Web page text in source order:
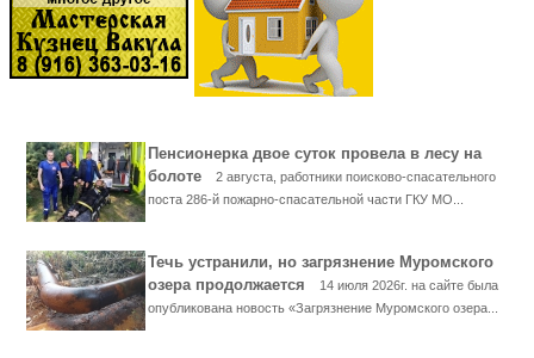
Пенсионерка двое суток провела в лесу на
болоте
2 августа, работники поисково-спасательного
поста 286-й пожарно-спасательной части ГКУ МО...
Течь устранили, но загрязнение Муромского
озера продолжается
14 июля 2026г. на сайте была
опубликована новость «Загрязнение Муромского озера...